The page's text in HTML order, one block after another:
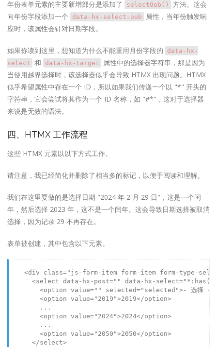
年份表单元素的主要新增部分是添加了 selectOob()
方法。这会
向年份字段添加一个
data-hx-select-oob
属性，当年份触发响
应时，该属性会针对日期字段。
如果你读到这里，想知道为什么不能重用月份字段的
data-hx-
select 和 data-hx-target
属性中的选择器字符串，那是因为
当使用越界选择时，该选择器似乎会导致 HTMX 出现问题。HTMX
似乎希望属性中存在一个 ID，所以如果我们传递一个以 "*" 开头的
字符串，它会尝试将其作为一个 ID 名称，如 "#*"，这对于选择器
来说是无效的语法。
四、HTMX 工作流程
这些 HTMX 元素以以下方式工作。
请注意，我已经简化并删除了相当多的标记，以便于阅读和理解。
我们在这里要做的是选择日期 "2024 年 2 月 29 日"，这是一个闰
年，然后选择 2023 年，这不是一个闰年。这会导致日期选择被取消
选择，因为记录 29 不再存在。
表单被创建，其中包含以下元素。
<div class="js-form-item form-item form-type-
<select data-hx-post="" data-hx-select="*:has(
<option value="" selected="selected"> - 选择 -
<option value="2019">2019</option>
        ...
<option value="2024">2024</option>
        ...
<option value="2050">2050</option>
</select>